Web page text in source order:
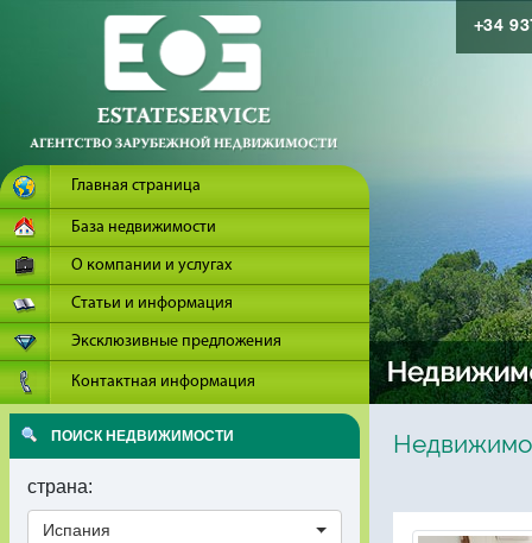
Главная страница
База недвижимости
О компании и услугах
Статьи и информация
Эксклюзивные предложения
Контактная информация
+34
ПОИСК НЕДВИЖИМОСТИ
страна:
Испания